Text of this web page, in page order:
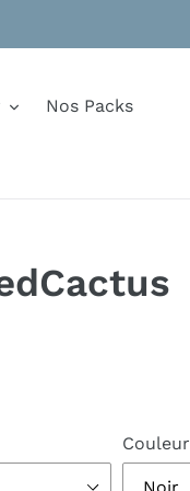
Nos Packs
Couleur